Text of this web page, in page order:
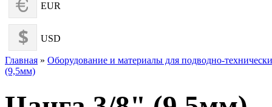
EUR
USD
Главная » Оборудование и материалы для подводно-
(9,5мм)